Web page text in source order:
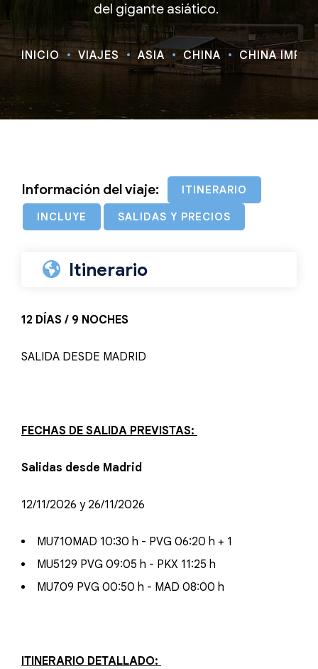
del gigante asiático.
INICIO VIAJES ASIA CHINA CHINA
Información del viaje: ITINERARIO
INCLUYE SALIDAS Y PRECIOS
Itinerario
12 DÍAS / 9 NOCHES
SALIDA DESDE MADRID
FECHAS DE SALIDA PREVISTAS:
Salidas desde Madrid
12/11/2026 y 26/11/2026
MU710MAD 10:30 h - PVG 06:20 h + 1
MU5129 PVG 09:05 h - PKX 11:25 h
MU709 PVG 00:50 h - MAD 08:00 h
ITINERARIO DETALLADO: